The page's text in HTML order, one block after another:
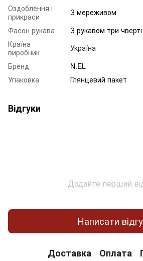
Оздоблення і
прикраси
З мереживом
Фасон рукава
З рукавом три чверті
Країна
виробник
Україна
Бренд
N.EL
Упаковка
Глянцевий пакет
Відгуки
Додайте перший
Написати
Доставка Оплата